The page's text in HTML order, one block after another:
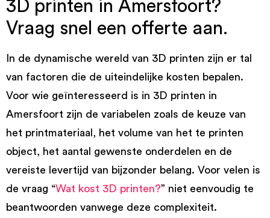
3D printen in Amersfoort?
Vraag snel een offerte aan.
In de dynamische wereld van 3D printen zijn er tal
van factoren die de uiteindelijke kosten bepalen.
Voor wie geïnteresseerd is in 3D printen in
Amersfoort zijn de variabelen zoals de keuze van
het printmateriaal, het volume van het te printen
object, het aantal gewenste onderdelen en de
vereiste levertijd van bijzonder belang. Voor velen is
de vraag “Wat kost 3D printen?” niet eenvoudig te
beantwoorden vanwege deze complexiteit.